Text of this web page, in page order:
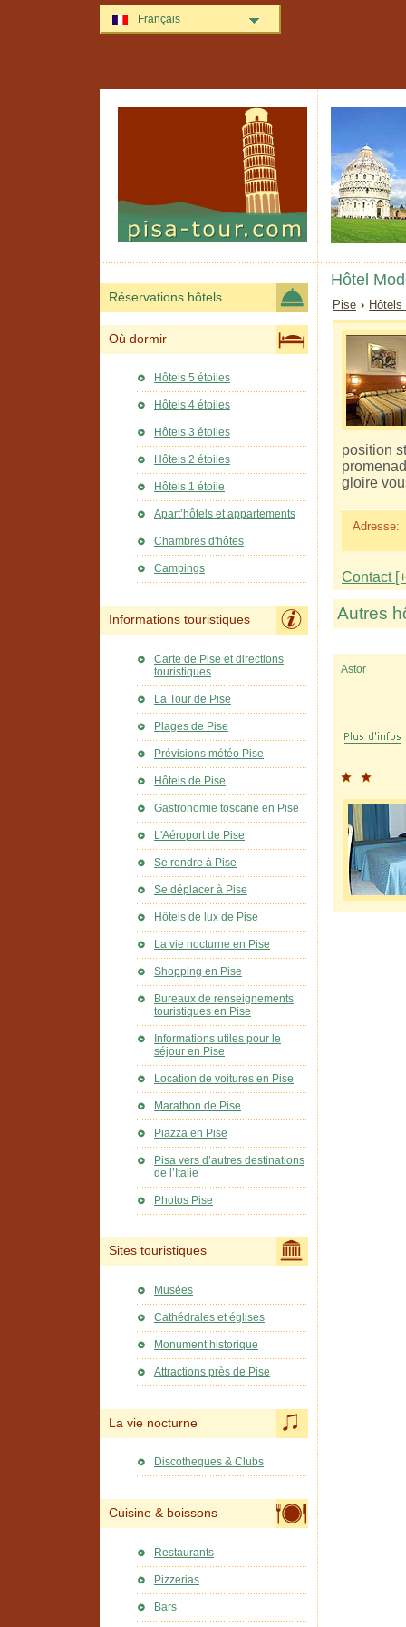
Hôtel
Pise ›
position
gloire
Adresse:
Contact
Autres
Astor
Réservations hôtels
Où dormir
Hôtels 5 étoiles
Hôtels 4 étoiles
Hôtels 3 étoiles
Hôtels 2 étoiles
Hôtels 1 étoile
Apart’hôtels et appartements
Chambres d'hôtes
Campings
Informations touristiques
Carte de Pise et directions
touristiques
La Tour de Pise
Plages de Pise
Prévisions météo Pise
Hôtels de Pise
Gastronomie toscane en Pise
L'Aéroport de Pise
Se rendre à Pise
Se déplacer à Pise
Hôtels de lux de Pise
La vie nocturne en Pise
Shopping en Pise
Bureaux de renseignements
touristiques en Pise
Informations utiles pour le
séjour en Pise
Location de voitures en Pise
Marathon de Pise
Piazza en Pise
Pisa vers d’autres destinations
de l’Italie
Photos Pise
Sites touristiques
Musées
Cathédrales et églises
Monument historique
Attractions près de Pise
La vie nocturne
Discotheques & Clubs
Cuisine & boissons
Restaurants
Pizzerias
Bars
Français